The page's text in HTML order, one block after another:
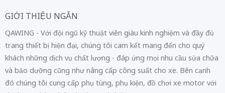
GIỚI THIỆU NGẮN
QAWING - Với đội ngũ kỹ thuật viên giàu kinh nghiệm và đầy đủ
trang thiết bị hiện đại, chúng tôi cam kết mang đến cho quý
khách những dịch vụ chất lượng - đáp ứng mọi nhu cầu sửa chữa
và bảo dưỡng cũng như nâng cấp công suất cho xe. Bên cạnh
đó chúng tôi cung cấp phụ tùng, phụ kiện, đồ chơi xe motor với